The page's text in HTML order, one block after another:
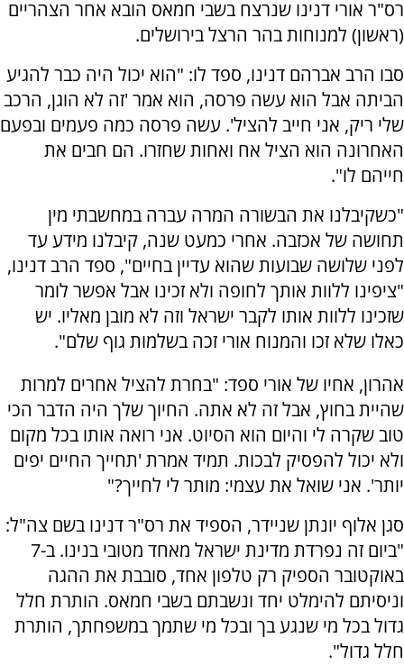
רס"ר אורי דנינו שנרצח בשבי חמאס הובא אחר הצהריים
(ראשון) למנוחות בהר הרצל בירושלים.
סבו הרב אברהם דנינו, ספד לו: "הוא יכול היה כבר להגיע
הביתה אבל הוא עשה פרסה, הוא אמר 'זה לא הוגן, הרכב
שלי ריק, אני חייב להציל'. עשה פרסה כמה פעמים ובפעם
האחרונה הוא הציל אח ואחות שחזרו. הם חבים את
חייהם לו".
"כשקיבלנו את הבשורה המרה עברה במחשבתי מין
תחושה של אכזבה. אחרי כמעט שנה, קיבלנו מידע עד
לפני שלושה שבועות שהוא עדיין בחיים", ספד הרב דנינו,
"ציפינו ללוות אותך לחופה ולא זכינו אבל אפשר לומר
שזכינו ללוות אותו לקבר ישראל וזה לא מובן מאליו. יש
כאלו שלא זכו והמנוח אורי זכה בשלמות גוף שלם".
אהרון, אחיו של אורי ספד: "בחרת להציל אחרים למרות
שהיית בחוץ, אבל זה לא אתה. החיוך שלך היה הדבר הכי
טוב שקרה לי והיום הוא הסיוט. אני רואה אותו בכל מקום
ולא יכול להפסיק לבכות. תמיד אמרת 'תחייך החיים יפים
יותר'. אני שואל את עצמי: מותר לי לחייך?"
סגן אלוף יונתן שניידר, הספיד את רס"ר דנינו בשם צה"ל:
"ביום זה נפרדת מדינת ישראל מאחד מטובי בנינו. ב-7
באוקטובר הספיק רק טלפון אחד, סובבת את ההגה
וניסיתם להימלט יחד ונשבתם בשבי חמאס. הותרת חלל
גדול בכל מי שנגע בך ובכל מי שתמך במשפחתך, הותרת
חלל גדול".